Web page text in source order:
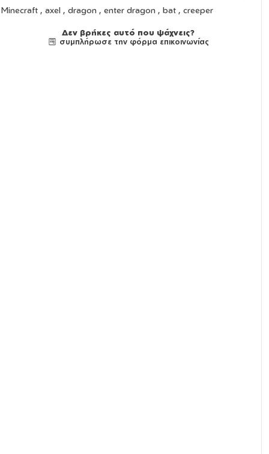
Minecraft , axel , dragon , enter dragon , bat , creeper
Δεν βρήκες αυτό που ψάχνεις?
συμπλήρωσε την φόρμα επικοινωνίας